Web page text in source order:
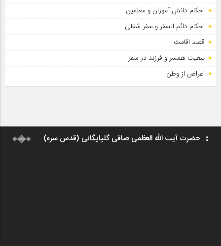
احکام دانش آموزان و معلمین
احکام دائم السفر و سفر شغلی
قصد اقامت
تبعیت همسر و فرزند در سفر
اعراض از وطن
حضرت آیت الله العظمی صافی گلپایگانی (قدس سره)